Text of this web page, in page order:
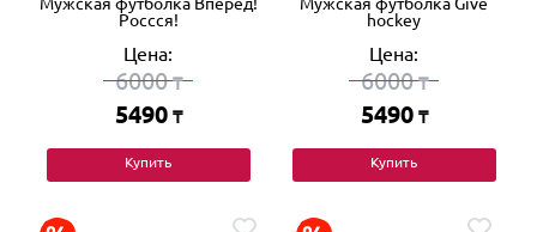
Россся!
Цена:
6000₸
5490 ₸
Купить
hockey
Цена:
6000₸
5490 ₸
Купить